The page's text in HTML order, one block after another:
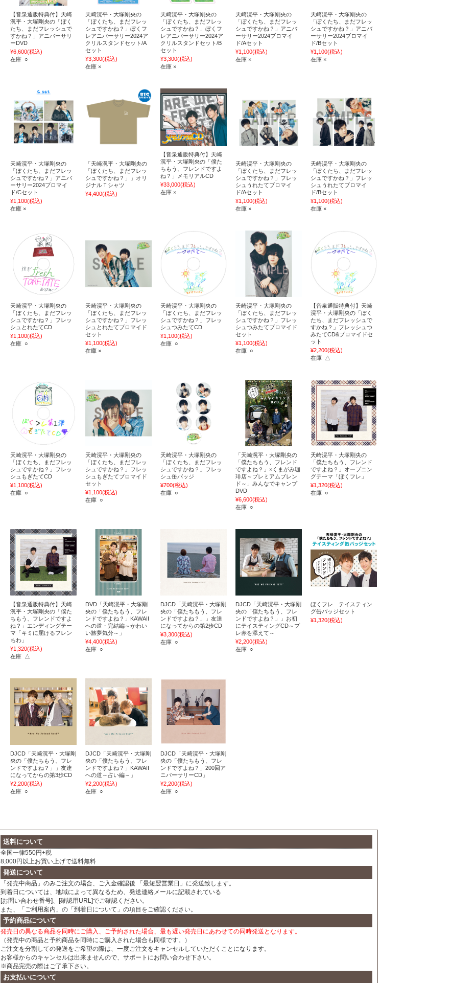
【音泉通販特典付】天崎
滉平・大塚剛央の「ぼく
たち、まだフレッシュで
すかね？」アニバーサリ
ーDVD
¥6,600(税込)
在庫 ○
天崎滉平・大塚剛央の
「ぼくたち、まだフレッ
シュですかね？」ぼくフ
レアニバーサリー2024ア
クリルスタンドセット/A
セット
¥3,300(税込)
在庫 ×
天崎滉平・大塚剛央の
「ぼくたち、まだフレッ
シュですかね？」ぼくフ
レアニバーサリー2024ア
クリルスタンドセット/B
セット
¥3,300(税込)
在庫 ×
天崎滉平・大塚剛央の
「ぼくたち、まだフレッ
シュですかね？」アニバ
ーサリー2024ブロマイ
ド/Aセット
¥1,100(税込)
在庫 ×
天崎滉平・大塚剛央の
「ぼくたち、まだフレッ
シュですかね？」アニバ
ーサリー2024ブロマイ
ド/Bセット
¥1,100(税込)
在庫 ×
天崎滉平・大塚剛央の
「ぼくたち、まだフレッ
シュですかね？」アニバ
ーサリー2024ブロマイ
ド/Cセット
¥1,100(税込)
在庫 ×
「天崎滉平・大塚剛央の
「ぼくたち、まだフレッ
シュですかね？」」オリ
ジナルＴシャツ
¥4,400(税込)
【音泉通販特典付】天崎
滉平・大塚剛央の「僕た
ちもう、フレンドですよ
ね？」メモリアルCD
¥33,000(税込)
在庫 ×
天崎滉平・大塚剛央の
「ぼくたち、まだフレッ
シュですかね？」フレッ
シュうれたてブロマイ
ド/Aセット
¥1,100(税込)
在庫 ×
天崎滉平・大塚剛央の
「ぼくたち、まだフレッ
シュですかね？」フレッ
シュうれたてブロマイ
ド/Bセット
¥1,100(税込)
在庫 ×
天崎滉平・大塚剛央の
「ぼくたち、まだフレッ
シュですかね？」フレッ
シュとれたてCD
¥1,100(税込)
在庫 ○
天崎滉平・大塚剛央の
「ぼくたち、まだフレッ
シュですかね？」フレッ
シュとれたてブロマイド
セット
¥1,100(税込)
在庫 ×
天崎滉平・大塚剛央の
「ぼくたち、まだフレッ
シュですかね？」フレッ
シュつみたてCD
¥1,100(税込)
在庫 ○
天崎滉平・大塚剛央の
「ぼくたち、まだフレッ
シュですかね？」フレッ
シュつみたてブロマイド
セット
¥1,100(税込)
在庫 ○
【音泉通販特典付】天崎
滉平・大塚剛央の「ぼく
たち、まだフレッシュで
すかね？」フレッシュつ
みたてCD&ブロマイドセ
ット
¥2,200(税込)
在庫 △
天崎滉平・大塚剛央の
「ぼくたち、まだフレッ
シュですかね？」フレッ
シュもぎたてCD
¥1,100(税込)
在庫 ○
天崎滉平・大塚剛央の
「ぼくたち、まだフレッ
シュですかね？」フレッ
シュもぎたてブロマイド
セット
¥1,100(税込)
在庫 ○
天崎滉平・大塚剛央の
「ぼくたち、まだフレッ
シュですかね？」フレッ
シュ缶バッジ
¥700(税込)
在庫 ○
「天崎滉平・大塚剛央の
「僕たちもう、フレンド
ですよね？」×くまがみ珈
琲店～プレミアムブレン
ド～」みんなでキャンプ
DVD
¥6,600(税込)
在庫 ○
天崎滉平・大塚剛央の
「僕たちもう、フレンド
ですよね？」オープニン
グテーマ「ぼくフレ」
¥1,320(税込)
在庫 ○
【音泉通販特典付】天崎
滉平・大塚剛央の「僕た
ちもう、フレンドですよ
ね？」エンディングテー
マ「キミに届けるフレン
ちわ」
¥1,320(税込)
在庫 △
DVD「天崎滉平・大塚剛
央の「僕たちもう、フレ
ンドですよね？」KAWAII
への道・完結編～かわい
い旅夢気分～」
¥4,400(税込)
在庫 ○
DJCD「天崎滉平・大塚剛
央の「僕たちもう、フレ
ンドですよね？」」友達
になってからの第2歩CD
¥3,300(税込)
在庫 ○
DJCD「天崎滉平・大塚剛
央の「僕たちもう、フレ
ンドですよね？」」お初
にテイスティングCD～プ
レ赤を添えて～
¥2,200(税込)
在庫 ○
ぼくフレ テイスティン
グ缶バッジセット
¥1,320(税込)
DJCD「天崎滉平・大塚剛
央の「僕たちもう、フレ
ンドですよね？」」友達
になってからの第3歩CD
¥2,200(税込)
在庫 ○
DJCD「天崎滉平・大塚剛
央の「僕たちもう、フレ
ンドですよね？」KAWAII
への道～占い編～」
¥2,200(税込)
在庫 ○
DJCD「天崎滉平・大塚剛
央の「僕たちもう、フレ
ンドですよね？」200回ア
ニバーサリーCD」
¥2,200(税込)
在庫 ○
送料について
全国一律550円+税
8,000円以上お買い上げで送料無料
発送について
「発売中商品」のみご注文の場合、ご入金確認後 「最短翌営業日」に発送致します。
到着日については、地域によって異なるため、発送連絡メールに記載されている
[お問い合わせ番号]、[確認用URL]でご確認ください。
また、「ご利用案内」の「到着日について」の項目をご確認ください。
予約商品について
発売日の異なる商品を同時にご購入、ご予約された場合、最も遅い発売日にあわせての同時発送となります。
（発売中の商品と予約商品を同時にご購入された場合も同様です。）
ご注文を分割しての発送をご希望の際は、一度ご注文をキャンセルしていただくことになります。
お客様からのキャンセルは出来ませんので、サポートにお問い合わせ下さい。
※商品完売の際はご了承下さい。
お支払いについて